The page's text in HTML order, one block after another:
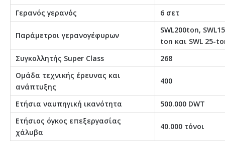
Γερανός γερανός 6 σετ
Παράμετροι γερανογέφυρων
SWL200ton,
ton και SWL 25-
Συγκολλητής Super Class
268
Ομάδα τεχνικής έρευνας και
ανάπτυξης
400
Ετήσια ναυπηγική ικανότητα
500.000 DWT
Ετήσιος όγκος επεξεργασίας
χάλυβα
40.000 τόνοι